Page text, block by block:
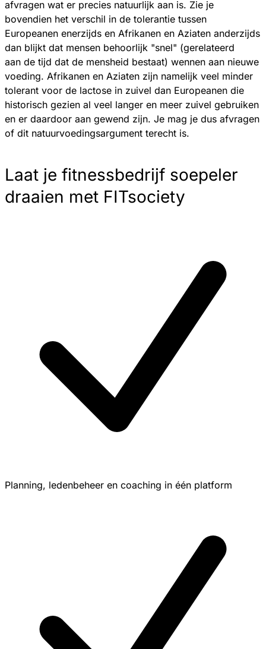
afvragen wat er precies natuurlijk aan is. Zie je
bovendien het verschil in de tolerantie tussen
Europeanen enerzijds en Afrikanen en Aziaten anderzijds
dan blijkt dat mensen behoorlijk "snel" (gerelateerd
aan de tijd dat de mensheid bestaat) wennen aan nieuwe
voeding. Afrikanen en Aziaten zijn namelijk veel minder
tolerant voor de lactose in zuivel dan Europeanen die
historisch gezien al veel langer en meer zuivel gebruiken
en er daardoor aan gewend zijn. Je mag je dus afvragen
of dit natuurvoedingsargument terecht is.
Laat je fitnessbedrijf soepeler
draaien met FITsociety
Planning, ledenbeheer en coaching in één platform